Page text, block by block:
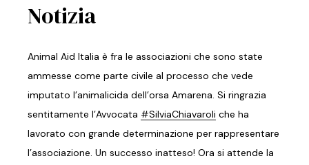
Notizia
Animal Aid Italia è fra le associazioni che sono state
ammesse come parte civile al processo che vede
imputato l’animalicida dell’orsa Amarena. Si ringrazia
sentitamente l’Avvocata #SilviaChiavaroli che ha
lavorato con grande determinazione per rappresentare
l’associazione. Un successo inatteso! Ora si attende la